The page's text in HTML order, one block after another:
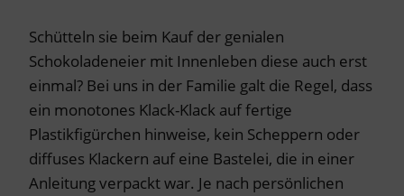
Schütteln sie beim Kauf der genialen
Schokoladeneier mit Innenleben diese auch erst
einmal? Bei uns in der Familie galt die Regel, dass
ein monotones Klack-Klack auf fertige
Plastikfigürchen hinweise, kein Scheppern oder
diffuses Klackern auf eine Bastelei, die in einer
Anleitung verpackt war. Je nach persönlichen